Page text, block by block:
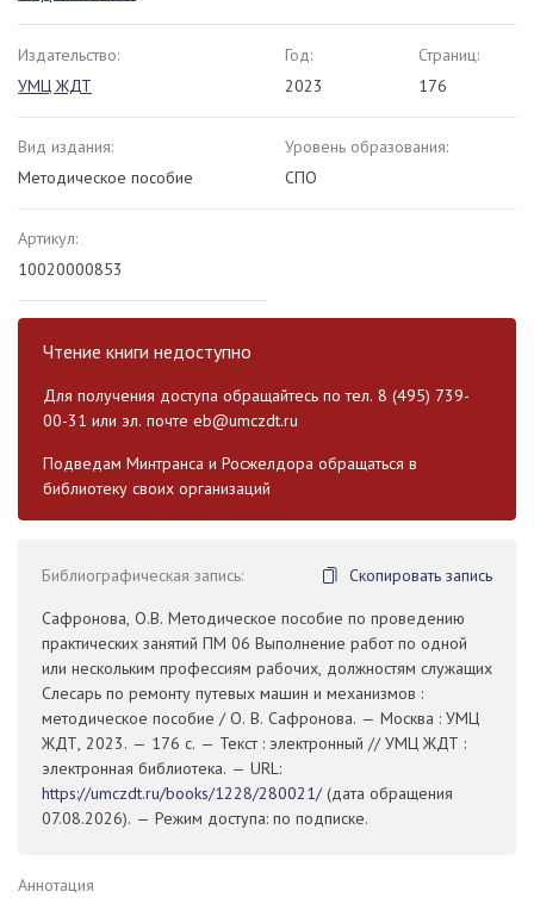
Издательство:
УМЦ ЖДТ
Год:
2023
Страниц:
176
Вид издания:
Методическое пособие
Уровень образования:
СПО
Артикул:
10020000853
Чтение книги недоступно
Для получения доступа обращайтесь по тел. 8 (495) 739-
00-31 или эл. почте eb@umczdt.ru
Подведам Минтранса и Росжелдора обращаться в
библиотеку своих организаций
Библиографическая запись:
Скопировать запись
Сафронова, О.В. Методическое пособие по проведению
практических занятий ПM 06 Выполнение работ по одной
или нескольким профессиям рабочих, должностям служащих
Слесарь по ремонту путевых машин и механизмов :
методическое пособие / О. В. Сафронова. — Москва : УМЦ
ЖДТ, 2023. — 176 с. — Текст : электронный // УМЦ ЖДТ :
электронная библиотека. — URL:
https://umczdt.ru/books/1228/280021/(дата обращения
07.08.2026). — Режим доступа: по подписке.
Аннотация